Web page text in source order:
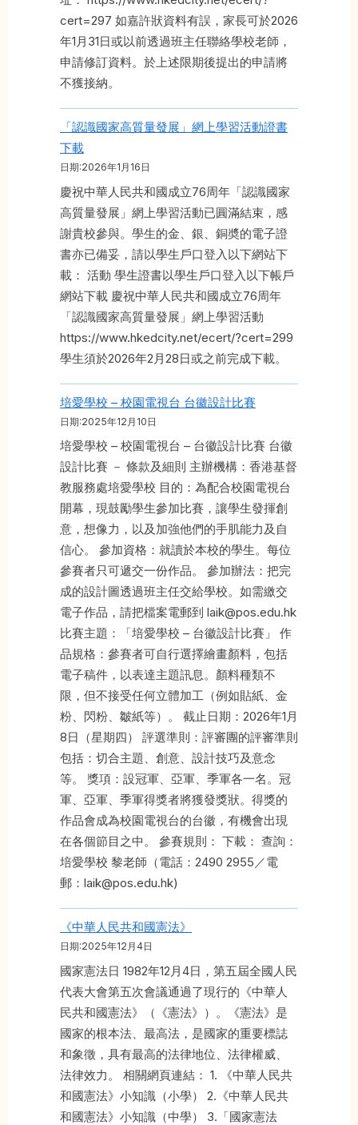
cert=297 如嘉許狀資料有誤，家長可於2026
年1月31日或以前透過班主任聯絡學校老師，
申請修訂資料。於上述限期後提出的申請將
不獲接納。
「認識國家高質量發展」網上學習活動證書
下載
日期:2026年1月16日
慶祝中華人民共和國成立76周年「認識國家
高質量發展」網上學習活動已圓滿結束，感
謝貴校參與。學生的金、銀、銅奬的電子證
書亦已備妥，請以學生戶口登入以下網站下
載： 活動 學生證書以學生戶口登入以下帳戶
網站下載 慶祝中華人民共和國成立76周年
「認識國家高質量發展」網上學習活動
https://www.hkedcity.net/ecert/?cert=299
學生須於2026年2月28日或之前完成下載。
培愛學校 – 校園電視台 台徽設計比賽
日期:2025年12月10日
培愛學校 – 校園電視台 – 台徽設計比賽 台徽
設計比賽 － 條款及細則 主辦機構：香港基督
教服務處培愛學校 目的：為配合校園電視台
開幕，現鼓勵學生參加比賽，讓學生發揮創
意，想像力，以及加強他們的手肌能力及自
信心。 參加資格：就讀於本校的學生。每位
參賽者只可遞交一份作品。 參加辦法：把完
成的設計圖透過班主任交給學校。如需繳交
電子作品，請把檔案電郵到 laik@pos.edu.hk
比賽主題：「培愛學校 – 台徽設計比賽」 作
品規格：參賽者可自行選擇繪畫顏料，包括
電子稿件，以表達主題訊息。顏料種類不
限，但不接受任何立體加工（例如貼紙、金
粉、閃粉、皺紙等）。 截止日期：2026年1月
8日（星期四） 評選準則：評審團的評審準則
包括：切合主題、創意、設計技巧及意念
等。 獎項：設冠軍、亞軍、季軍各一名。冠
軍、亞軍、季軍得獎者將獲發獎狀。得獎的
作品會成為校園電視台的台徽，有機會出現
在各個節目之中。 參賽規則： 下載： 查詢：
培愛學校 黎老師（電話：2490 2955／電
郵：laik@pos.edu.hk)
《中華人民共和國憲法》
日期:2025年12月4日
國家憲法日 1982年12月4日，第五屆全國人民
代表大會第五次會議通過了現行的《中華人
民共和國憲法》（《憲法》）。《憲法》是
國家的根本法、最高法，是國家的重要標誌
和象徵，具有最高的法律地位、法律權威、
法律效力。 相關網頁連結： 1. 《中華人民共
和國憲法》小知識（小學） 2.《中華人民共
和國憲法》小知識（中學） 3.「國家憲法